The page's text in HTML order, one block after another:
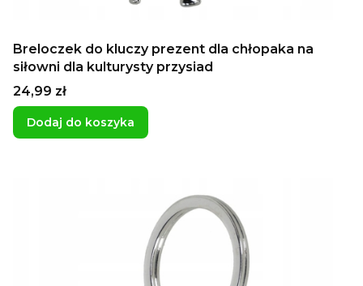
Breloczek do kluczy prezent dla chłopaka na
siłowni dla kulturysty przysiad
Cena
24,99 zł
Dodaj do koszyka